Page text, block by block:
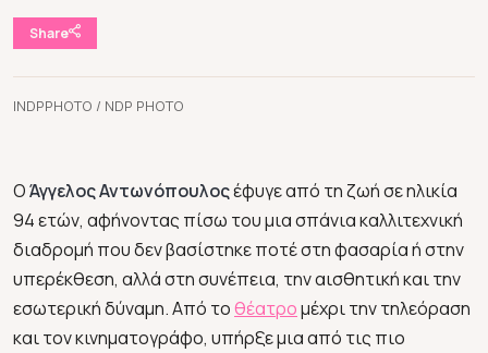
Share
INDPPHOTO / NDP PHOTO
ΟΆγγελος Αντωνόπουλοςέφυγε από τη ζωή σε ηλικία
94 ετών, αφήνοντας πίσω του μια σπάνια καλλιτεχνική
διαδρομή που δεν βασίστηκε ποτέ στη φασαρία ή στην
υπερέκθεση, αλλά στη συνέπεια, την αισθητική και την
εσωτερική δύναμη. Από τοθέατρομέχρι την τηλεόραση
και τον κινηματογράφο, υπήρξε μια από τις πιο